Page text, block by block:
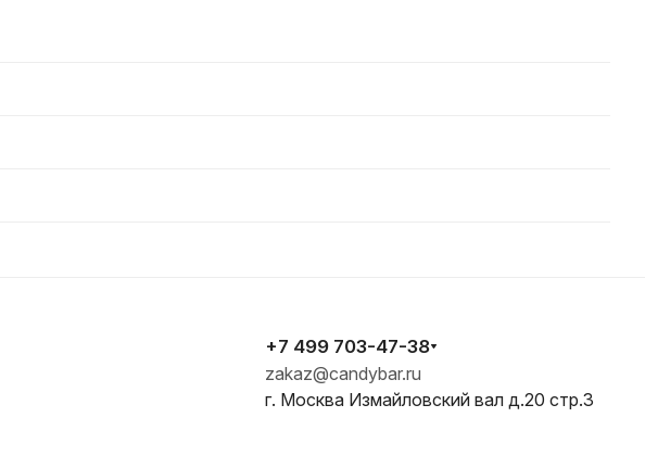
+7 499 703-47-38
zakaz@candybar.ru
г. Москва Измайловский вал д.20 стр.3